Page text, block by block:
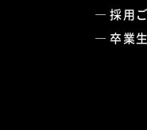
採用
卒業